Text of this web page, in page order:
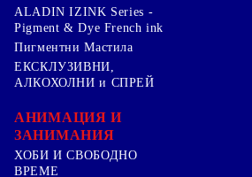
ALADIN IZINK Series -
Pigment & Dye French ink
Пигментни Мастила
ЕКСКЛУЗИВНИ,
АЛКОХОЛНИ и СПРЕЙ
АНИМАЦИЯ И
ЗАНИМАНИЯ
ХОБИ И СВОБОДНО
ВРЕМЕ